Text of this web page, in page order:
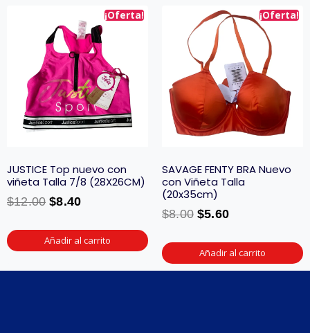
¡Oferta!
JUSTICE Top nuevo con
viñeta Talla 7/8 (28X26CM)
$12.00 $8.40
Añadir al carrito
¡Oferta!
SAVAGE FENTY BRA Nuevo
con Viñeta Talla
(20x35cm)
$8.00 $5.60
Añadir al carrito